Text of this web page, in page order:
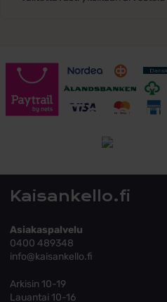
Kaisankello.fi
Asiakaspalvelu
0400 489348
info@kaisankello.fi
Arkisin 10-19
Lauantai 10-16